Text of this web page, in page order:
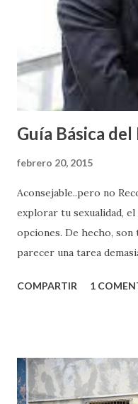
Guía Básica del
febrero 20, 2015
Aconsejable..pero no
explorar tu sexualidad,
opciones. De hecho,
parecer una tarea
partes de ti que jamás
conoces ni la mitad de lo
quienes ya han tenido
COMPARTIR 1